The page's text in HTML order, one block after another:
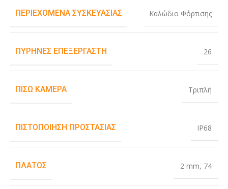
ΠΕΡΙΕΧΌΜΕΝΑ ΣΥΣΚΕΥΑΣΊΑΣ Καλώδιο Φόρτισης
ΠΥΡΉΝΕΣ ΕΠΕΞΕΡΓΑΣΤΉ 26
ΠΊΣΩ ΚΆΜΕΡΑ Τριπλή
ΠΙΣΤΟΠΟΊΗΣΗ ΠΡΟΣΤΑΣΊΑΣ IP68
ΠΛΆΤΟΣ 2 mm, 74